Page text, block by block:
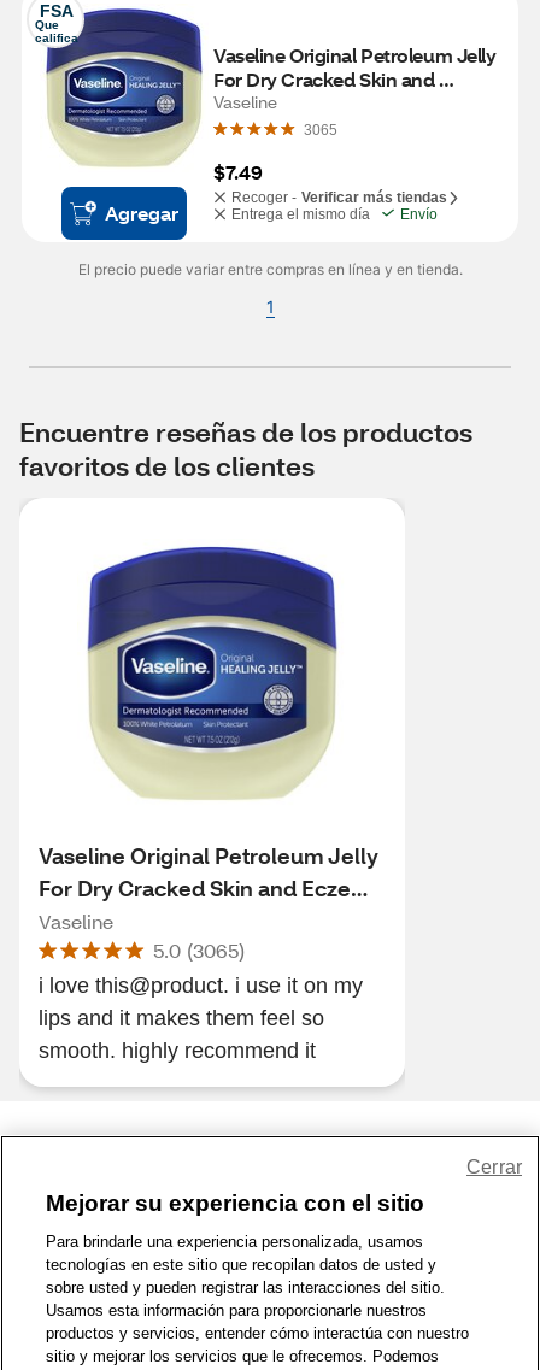
FSA
Que
califica
Agregar
Vaseline Original Petroleum Jelly
For Dry Cracked Skin and
Eczema Relief, 7.5 OZ
Vaseline
3065
$7.49
Recoger - Verificar más tiendas
Entrega el mismo día
Envío
El precio puede variar entre compras en línea y en tienda.
1
Encuentre reseñas de los productos
favoritos de los clientes
Vaseline Original Petroleum Jelly
For Dry Cracked Skin and Eczema
Relief, 7.5 OZ
Vaseline
5.0 (3065)
i love this@product. i use it on my
lips and it makes them feel so
smooth. highly recommend it
1-800-679-9691 | Contáctenos | Términos de Uso | Accesibilidad
Política de Privacidad | WA Privacy Policy | Mapa del sitio
Zona de Bienestar | © 1999 - 2026 CVS.com
Mejorar su experiencia con el sitio
Para brindarle una experiencia personalizada, usamos
tecnologías en este sitio que recopilan datos de usted y
sobre usted y pueden registrar las interacciones del sitio.
Usamos esta información para proporcionarle nuestros
productos y servicios, entender cómo interactúa con nuestro
sitio y mejorar los servicios que le ofrecemos. Podemos
Cerrar